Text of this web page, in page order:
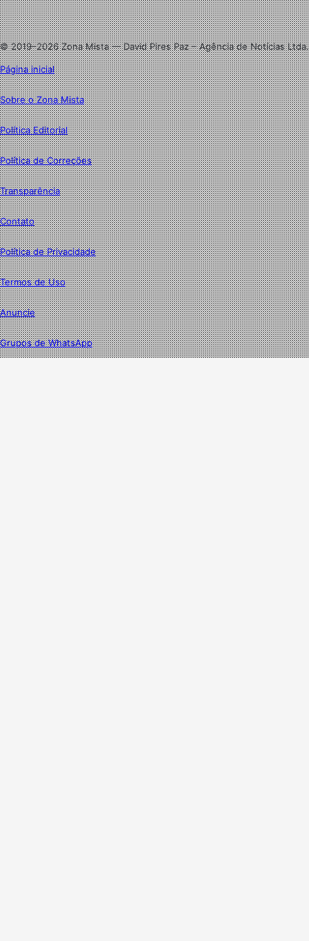
Instagram
© 2019–2026 Zona Mista — David Pires Paz – Agência de Notícias Ltda.
Página inicial
Sobre o Zona Mista
Política Editorial
Política de Correções
Transparência
Contato
Política de Privacidade
Termos de Uso
Anuncie
Grupos de WhatsApp